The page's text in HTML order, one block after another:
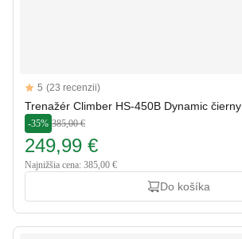
Reviews
5 out of 5 stars
5 (23 recenzii)
Trenažér Climber HS-450B Dynamic čierny
-35% 385,00 €
249,99 €
Najnižšia cena: 385,00 €
Do košíka